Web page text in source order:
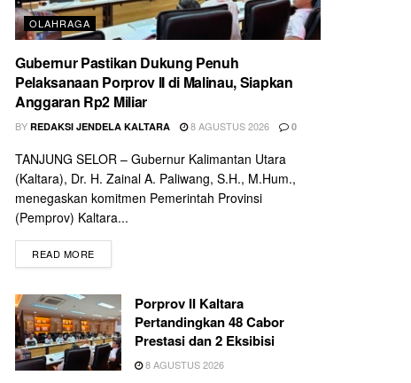
OLAHRAGA
Gubernur Pastikan Dukung Penuh
Pelaksanaan Porprov II di Malinau, Siapkan
Anggaran Rp2 Miliar
BY REDAKSI JENDELA KALTARA 8 AGUSTUS 2026 0
TANJUNG SELOR – Gubernur Kalimantan Utara
(Kaltara), Dr. H. Zainal A. Paliwang, S.H., M.Hum.,
menegaskan komitmen Pemerintah Provinsi
(Pemprov) Kaltara...
READ MORE
Porprov II Kaltara
Pertandingkan 48 Cabor
Prestasi dan 2 Eksibisi
8 AGUSTUS 2026